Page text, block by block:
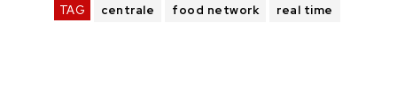
TAG centrale food network real time